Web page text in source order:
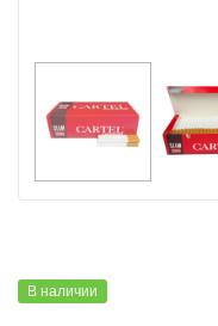
В наличии